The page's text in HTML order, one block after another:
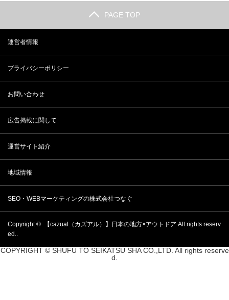
PAGE TOP
運営者情報
プライバシーポリシー
お問い合わせ
広告掲載に関して
運営サイト紹介
地域情報
SEO・WEBマーケティングの株式会社つなぐ
Copyright © 【cazual（カズアル）】日本の地方×アウトドア All rights reserv
ed..
COPYRIGHT © SHUFU TO SEIKATSU SHA CO.,LTD. All rights reserve
d.